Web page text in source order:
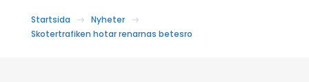
Startsida
Nyheter
Skotertrafiken hotar renarnas betesro